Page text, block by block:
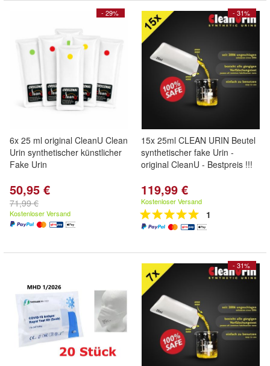
- 29%
6x 25 ml original CleanU Clean
Urin synthetischer künstlicher
Fake Urin
50,95 €
71,99 €
Kostenloser Versand
- 31%
15x 25ml CLEAN URIN Beutel
synthetischer fake Urin -
original CleanU - Bestpreis !!!
119,99 €
Kostenloser Versand
1
- 31%